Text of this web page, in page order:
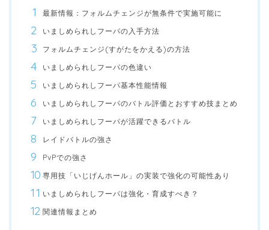
最新情報：フォルムチェンジが無条件で実施可能に
いましめられしフーパの入手方法
フォルムチェンジ(すがたをかえる)の方法
いましめられしフーパの色違い
いましめられしフーパ基本性能情報
いましめられしフーパのバトル評価とおすすめ技まとめ
いましめられしフーパが活躍できるバトル
レイドバトルの強さ
PvPでの強さ
専用技「いじげんホール」の実装で強化の可能性あり
いましめられしフーパは強化・育成すべき？
関連情報まとめ